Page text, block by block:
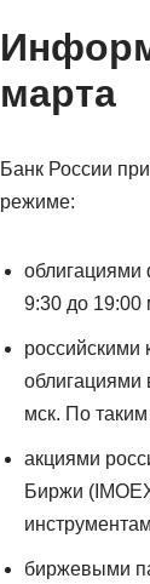
марта
Банк России
режиме:
облигациями
9:30 до
российскими
облигациями
мск. По
акциями
Биржи
биржевыми